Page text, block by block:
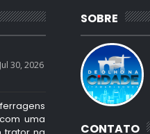
Jul 30, 2026
uma
SOBRE
CONTATO